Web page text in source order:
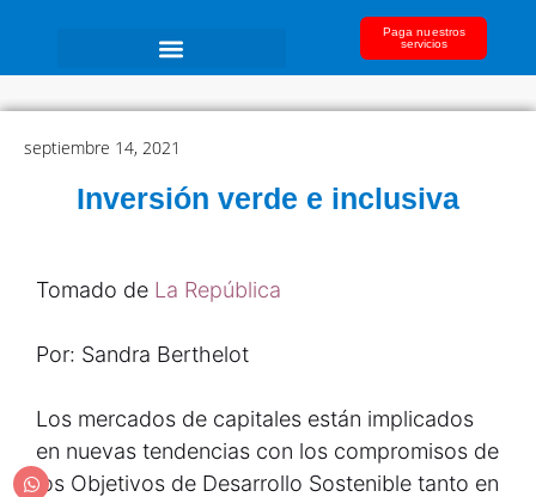
Paga nuestros
servicios
septiembre 14, 2021
Inversión verde e inclusiva
Tomado de La República
Por: Sandra Berthelot
Los mercados de capitales están implicados
en nuevas tendencias con los compromisos de
los Objetivos de Desarrollo Sostenible tanto en